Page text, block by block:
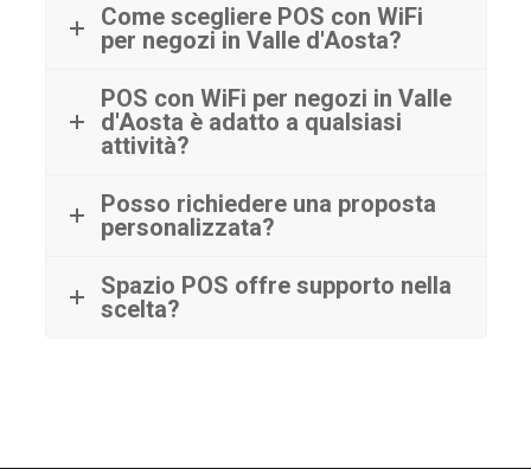
Come scegliere POS con WiFi
per negozi in Valle d'Aosta?
POS con WiFi per negozi in Valle
d'Aosta è adatto a qualsiasi
attività?
Posso richiedere una proposta
personalizzata?
Spazio POS offre supporto nella
scelta?